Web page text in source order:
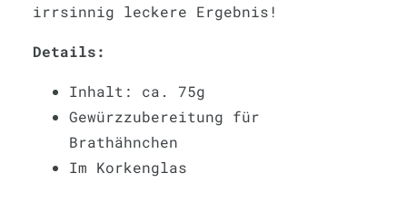
irrsinnig leckere Ergebnis!
Details:
Inhalt: ca. 75g
Gewürzzubereitung für
Brathähnchen
Im Korkenglas